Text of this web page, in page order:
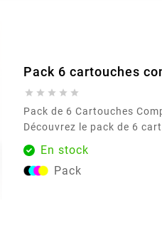
Pack 6 cartouches
    
Pack de 6 Cartouches
Découvrez le pack de 6
363, conçu pour répondre
d'impression avec une
pack inclut les couleurs
En stock
Pack